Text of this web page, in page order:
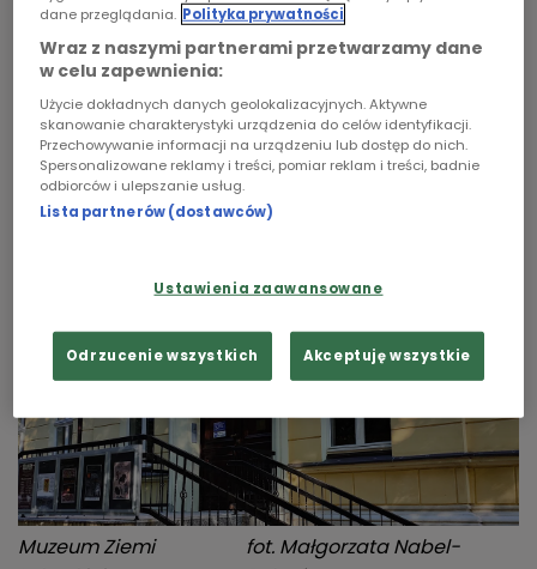
Chopin
Podcasty
poszukiwaniu nowego pracownika. Kwota 4.900
złotych brutto. W kilka godzin pod ogłoszeniem
wybuchła gorąca dyskusja o wyzysku, upadku
prestiżu kultury i braku szacunku dla
pracowników z wyższym wykształceniem i
stopniami naukowym
Muzeum Ziemi
fot. Małgorzata Nabel-
dane przeglądania. Polityka prywatności
Wraz z naszymi partnerami przetwarzamy dane
w celu zapewnienia:
Użycie dokładnych danych geolokalizacyjnych. Aktywne
skanowanie charakterystyki urządzenia do celów identyfikacji.
Przechowywanie informacji na urządzeniu lub dostęp do nich.
Spersonalizowane reklamy i treści, pomiar reklam i treści, badnie
odbiorców i ulepszanie usług.
Lista partnerów (dostawców)
Ustawienia zaawansowane
Odrzucenie wszystkich Akceptuję wszystkie